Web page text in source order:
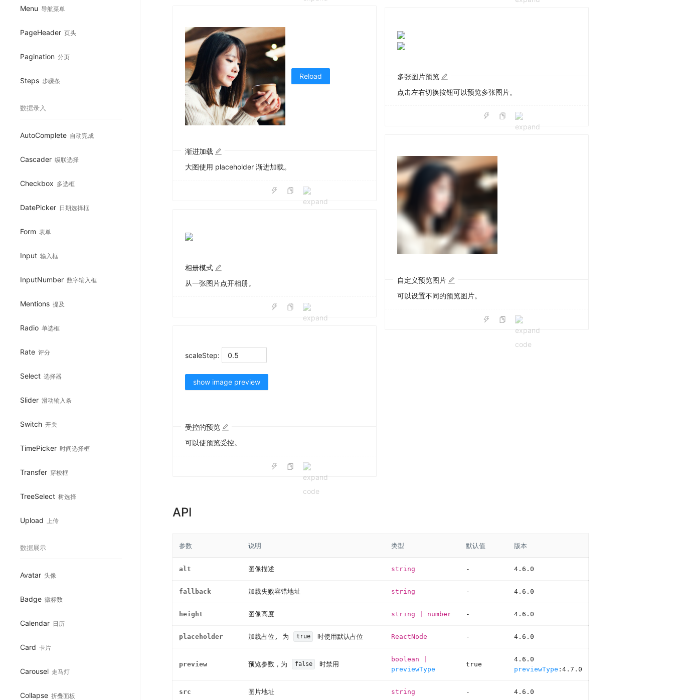
Menu 导航菜单
PageHeader 页头
Pagination 分页
Steps 步骤条
数据录入
AutoComplete 自动完成
Cascader 级联选择
Checkbox 多选框
DatePicker 日期选择框
Form 表单
Input 输入框
InputNumber 数字输入框
Mentions 提及
Radio 单选框
Rate 评分
Select 选择器
Slider 滑动输入条
Switch 开关
TimePicker 时间选择框
Transfer 穿梭框
TreeSelect 树选择
Upload 上传
数据展示
Avatar 头像
Badge 徽标数
Calendar 日历
Card 卡片
Carousel 走马灯
Collapse 折叠面板
Reload
渐进加载
大图使用 placeholder 渐进加载。
相册模式
从一张图片点开相册。
scaleStep:
show image preview
受控的预览
可以使预览受控。
多张图片预览
点击左右切换按钮可以预览多张图片。
自定义预览图片
可以设置不同的预览图片。
API
参数 说明 类型 默认值 版本
alt 图像描述 string - 4.6.0
fallback 加载失败容错地址 string - 4.6.0
height 图像高度 string number - 4.6.0
placeholder 加载占位, 为 true 时使用默认占位 ReactNode - 4.6.0
preview 预览参数，为 false 时禁用
boolean
previewType
true
4.6.0
previewType :4.7.0
src 图片地址 string - 4.6.0